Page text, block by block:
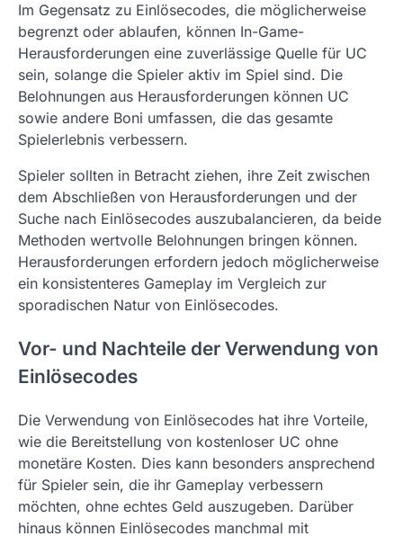
Im Gegensatz zu Einlösecodes, die möglicherweise
begrenzt oder ablaufen, können In-Game-
Herausforderungen eine zuverlässige Quelle für UC
sein, solange die Spieler aktiv im Spiel sind. Die
Belohnungen aus Herausforderungen können UC
sowie andere Boni umfassen, die das gesamte
Spielerlebnis verbessern.
Spieler sollten in Betracht ziehen, ihre Zeit zwischen
dem Abschließen von Herausforderungen und der
Suche nach Einlösecodes auszubalancieren, da beide
Methoden wertvolle Belohnungen bringen können.
Herausforderungen erfordern jedoch möglicherweise
ein konsistenteres Gameplay im Vergleich zur
sporadischen Natur von Einlösecodes.
Vor- und Nachteile der Verwendung von
Einlösecodes
Die Verwendung von Einlösecodes hat ihre Vorteile,
wie die Bereitstellung von kostenloser UC ohne
monetäre Kosten. Dies kann besonders ansprechend
für Spieler sein, die ihr Gameplay verbessern
möchten, ohne echtes Geld auszugeben. Darüber
hinaus können Einlösecodes manchmal mit